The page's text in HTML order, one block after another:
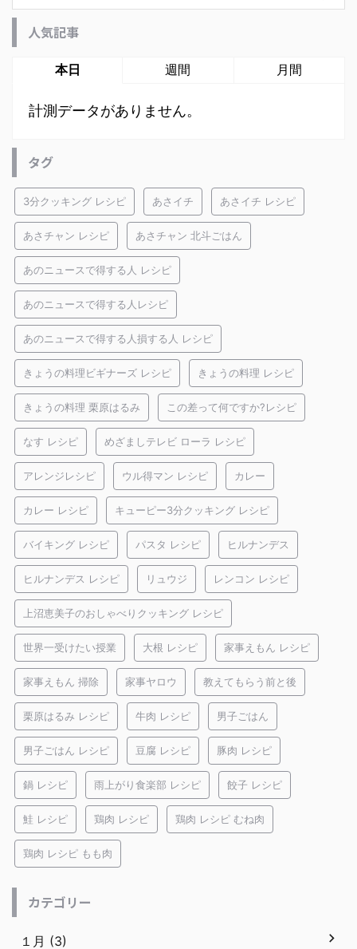
人気記事
本日 週間 月間
計測データがありません。
タグ
3分クッキング レシピ あさイチ あさイチ レシピ
あさチャン レシピ あさチャン 北斗ごはん
あのニュースで得する人 レシピ
あのニュースで得する人レシピ
あのニュースで得する人損する人 レシピ
きょうの料理ビギナーズ レシピ きょうの料理 レシピ
きょうの料理 栗原はるみ この差って何ですか?レシピ
なす レシピ めざましテレビ ローラ レシピ
アレンジレシピ ウル得マン レシピ カレー
カレー レシピ キューピー3分クッキング レシピ
バイキング レシピ パスタ レシピ ヒルナンデス
ヒルナンデス レシピ リュウジ レンコン レシピ
上沼恵美子のおしゃべりクッキング レシピ
世界一受けたい授業 大根 レシピ 家事えもん レシピ
家事えもん 掃除 家事ヤロウ 教えてもらう前と後
栗原はるみ レシピ 牛肉 レシピ 男子ごはん
男子ごはん レシピ 豆腐 レシピ 豚肉 レシピ
鍋 レシピ 雨上がり食楽部 レシピ 餃子 レシピ
鮭 レシピ 鶏肉 レシピ 鶏肉 レシピ むね肉
鶏肉 レシピ もも肉
カテゴリー
１月 (3)